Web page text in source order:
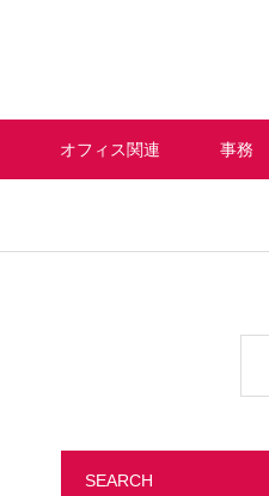
オフィス関連 事務
SEARCH